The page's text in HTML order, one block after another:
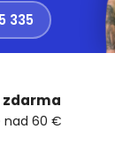
335
zdarma
nad 60 €